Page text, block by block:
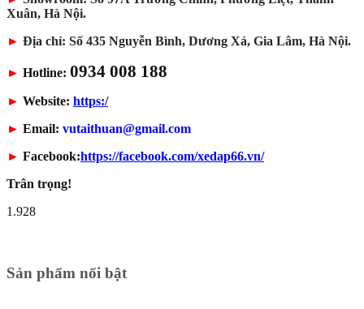
Xuân, Hà Nội.
► Địa chỉ: Số 435 Nguyễn Bình, Dương Xá, Gia Lâm, Hà Nội.
► Hotline: 0934 008 188
► Website: https:/
► Email: vutaithuan@gmail.com
► Facebook:https://facebook.com/xedap66.vn/
Trân trọng!
1.928
Sản phẩm nổi bật